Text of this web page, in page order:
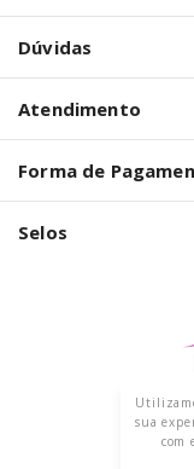
Dúvidas
Atendimento
Forma de
Selos
Razão
2021
sua
com